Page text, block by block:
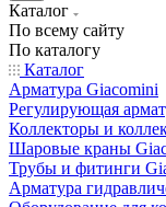
Каталог
По всему сайту
По каталогу
Каталог
Арматура Giacomini
Регулирующая
Коллекторы и
Шаровые краны
Трубы и фитинги
Арматура